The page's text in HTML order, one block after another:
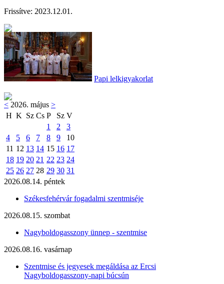
Frissítve: 2023.12.01 .
Papi lelkigyakorlat
< 2026. május >
H K Sz Cs P Sz V
1
2
3
4
5 6 7 8 9
10
11 12 13 14 15 16 17
18 19 20 21 22 23 24
25 26 27 28 29 30 31
2026.08.14. péntek
Székesfehérvár fogadalmi szentmiséje
2026.08.15. szombat
Nagyboldogasszony ünnep - szentmise
2026.08.16. vasárnap
Szentmise és jegyesek megáldása az Ercsi
Nagyboldogasszony-napi búcsún